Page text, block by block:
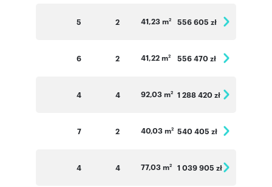
5 2 41,23 m2 556 605 zł
6 2 41,22 m2 556 470 zł
4 4 92,03 m2 1 288 420 zł
7 2 40,03 m2 540 405 zł
4 4 77,03 m2 1 039 905 zł